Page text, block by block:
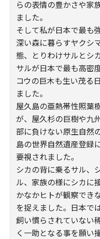
らの表情の豊かさや家
ました。
そして私が日本で最も
深い森に暮らすヤクシ
態、とりわけサルとシ
サルが日本で最も高密
コウの巨木も生い茂る
ました。
屋久島の亜熱帯性照葉
が、屋久杉の巨樹や九
部に負けない原生自然
島の世界自然遺産登録
要視されました。
シカの背に乗るサル、
ル、家族の様にシカに
かなかヒトが観察でき
を捉えました。日本で
飼い慣らされていない
く一助となる事を願い